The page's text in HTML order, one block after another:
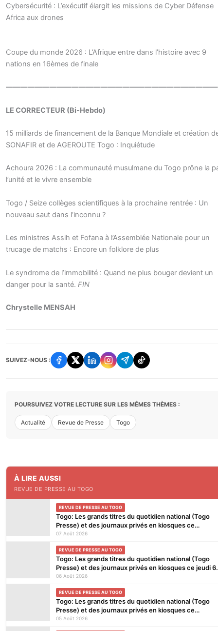
Cybersécurité : L’exécutif élargit les missions de Cyber Défense
Africa aux drones
Coupe du monde 2026 : L’Afrique entre dans l’histoire avec 9
nations en 16èmes de finale
LE CORRECTEUR (Bi-Hebdo)
15 milliards de financement de la Banque Mondiale et création
SONAFIR et de AGEROUTE Togo : Inquiétude
Achoura 2026 : La communauté musulmane du Togo prône la
l’unité et le vivre ensemble
Togo / Seize collèges scientifiques à la prochaine rentrée : Un
nouveau saut dans l’inconnu ?
Les ministres Assih et Fofana à l’Assemblée Nationale pour un
trucage de matchs : Encore un folklore de plus
Le syndrome de l’immobilité : Quand ne plus bouger devient un
danger pour la santé. FIN
Chrystelle MENSAH
SUIVEZ-NOUS :
POURSUIVEZ VOTRE LECTURE SUR LES MÊMES THÈMES :
Actualité Revue de Presse Togo
À LIRE AUSSI
REVUE DE PRESSE AU TOGO
REVUE DE PRESSE AU TOGO
Togo: Les grands titres du quotidien national (Togo
Presse) et des journaux privés en kiosques ce
vendredi 7 Août 2026
07 Août 2026
REVUE DE PRESSE AU TOGO
Togo: Les grands titres du quotidien national (Togo
Presse) et des journaux privés en kiosques ce jeudi 6
Août 2026
06 Août 2026
REVUE DE PRESSE AU TOGO
Togo: Les grands titres du quotidien national (Togo
Presse) et des journaux privés en kiosques ce
mercredi 5 Août 2026
05 Août 2026